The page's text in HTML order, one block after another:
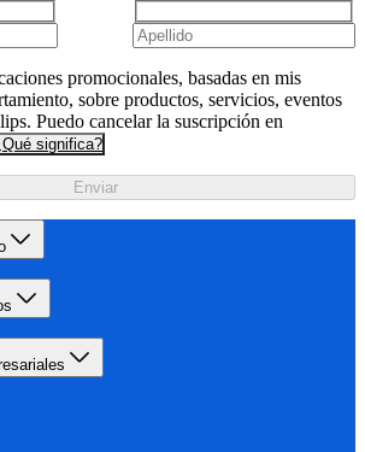
promocionales, basadas en mis
sobre productos, servicios, eventos
Puedo cancelar la suscripción en
significa?
Enviar